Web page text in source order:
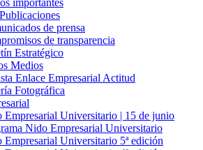
de prensa
de transparencia
Estratégico
Medios
Enlace Empresarial Actitud
Fotográfica
Empresarial Universitario | 15 de junio
Nido Empresarial Universitario
Empresarial Universitario 5ª edición